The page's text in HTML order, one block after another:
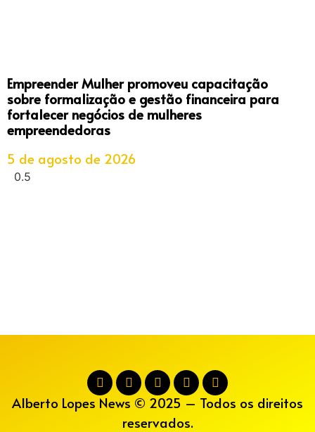
Empreender Mulher promoveu capacitação
sobre formalização e gestão financeira para
fortalecer negócios de mulheres
empreendedoras
5 de agosto de 2026
Alberto Lopes News © 2025 – Todos os direitos
reservados.